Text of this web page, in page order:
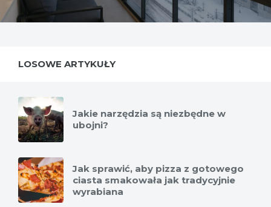
LOSOWE ARTYKUŁY
Jakie narzędzia są niezbędne w
ubojni?
Jak sprawić, aby pizza z gotowego
ciasta smakowała jak tradycyjnie
wyrabiana